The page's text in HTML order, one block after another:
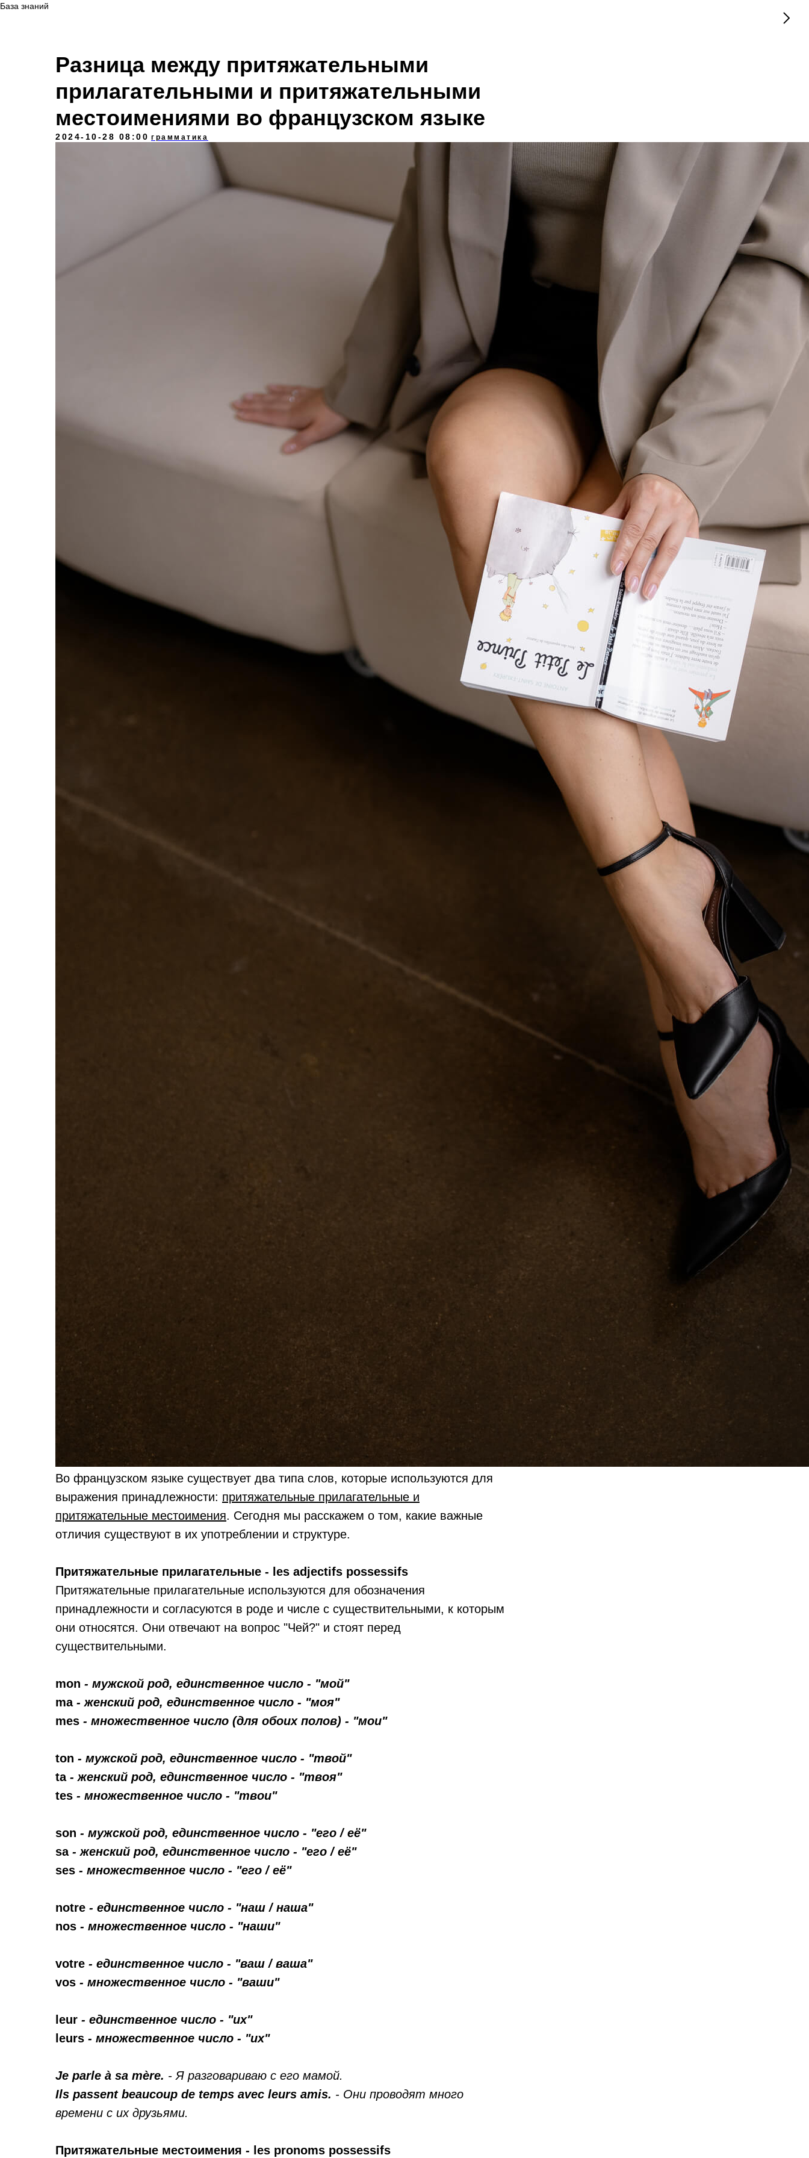
База знаний
Разница между притяжательными
прилагательными и притяжательными
местоимениями во французском языке
2024-10-28 08:00 грамматика
Во французском языке существует два типа слов, которые используются для
выражения принадлежности: притяжательные прилагательные и
притяжательные местоимения. Сегодня мы расскажем о том, какие важные
отличия существуют в их употреблении и структуре.
Притяжательные прилагательные - les adjectifs possessifs
Притяжательные прилагательные используются для обозначения
принадлежности и согласуются в роде и числе с существительными, к которым
они относятся. Они отвечают на вопрос "Чей?" и стоят перед
существительными.
mon - мужской род, единственное число - "мой"
ma - женский род, единственное число - "моя"
mes - множественное число (для обоих полов) - "мои"
ton - мужской род, единственное число - "твой"
ta - женский род, единственное число - "твоя"
tes - множественное число - "твои"
son - мужской род, единственное число - "его / её"
sa - женский род, единственное число - "его / её"
ses - множественное число - "его / её"
notre - единственное число - "наш / наша"
nos - множественное число - "наши"
votre - единственное число - "ваш / ваша"
vos - множественное число - "ваши"
leur - единственное число - "их"
leurs - множественное число - "их"
Je parle à sa mère. - Я разговариваю с его мамой.
Ils passent beaucoup de temps avec leurs amis. - Они проводят много
времени с их друзьями.
Притяжательные местоимения - les pronoms possessifs